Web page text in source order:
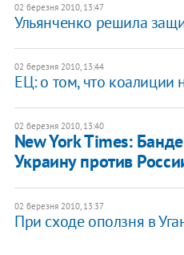
02 березня 2010, 13:47
Ульянченко решила
02 березня 2010, 13:44
ЕЦ: о том, что коалиции
02 березня 2010, 13:40
New York Times:
Украину против
02 березня 2010, 13:37
При сходе оползня в